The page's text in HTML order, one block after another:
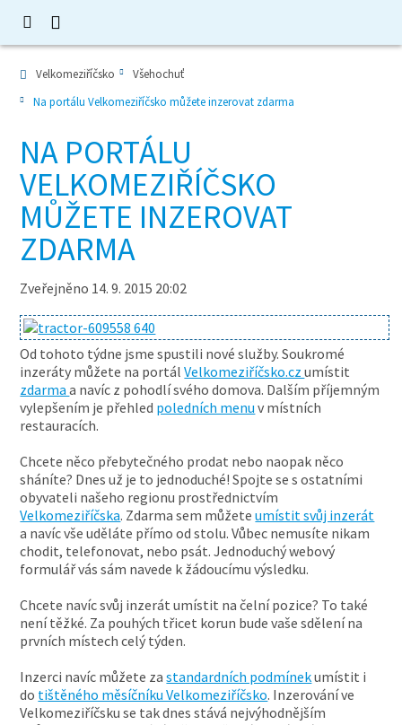
Velkomeziříčsko
Všehochuť
Na portálu Velkomeziříčsko můžete inzerovat zdarma
NA PORTÁLU
VELKOMEZIŘÍČSKO
MŮŽETE INZEROVAT
ZDARMA
Zveřejněno 14. 9. 2015 20:02
Od tohoto týdne jsme spustili nové služby. Soukromé
inzeráty můžete na portálVelkomeziříčsko.czumístit
zdarmaa navíc z pohodlí svého domova. Dalším příjemným
vylepšením je přehled poledních menu v místních
restauracích.
Chcete něco přebytečného prodat nebo naopak něco
sháníte? Dnes už je to jednoduché! Spojte se s ostatními
obyvateli našeho regionu prostřednictvím
Velkomeziříčska. Zdarma sem můžeteumístit svůj inzerát
a navíc vše uděláte přímo od stolu. Vůbec nemusíte nikam
chodit, telefonovat, nebo psát. Jednoduchý webový
formulář vás sám navede k žádoucímu výsledku.
Chcete navíc svůj inzerát umístit na čelní pozice? To také
není těžké. Za pouhých třicet korun bude vaše sdělení na
prvních místech celý týden.
Inzerci navíc můžete zastandardních podmínekumístit i
do tištěného měsíčníku Velkomeziříčsko. Inzerování ve
Velkomeziříčsku se tak dnes stává nejvýhodnějším